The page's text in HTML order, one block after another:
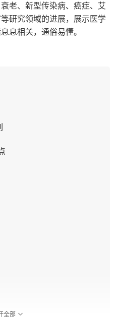
老、新型传染病、癌症、艾
研究领域的进展，展示医学
息相关，通俗易懂。
全部